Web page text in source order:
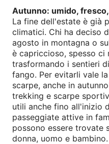
Autunno: umido,
La fine dell'estate è già
climatici. Chi ha deciso
agosto in montagna o
è capriccioso, spesso
trasformando i sentieri
fango. Per evitarli vale
scarpe, anche in
trekking e scarpe
utili anche fino all'inizio
passeggiate attive in
possono essere trovate
donna, uomo e bambino.